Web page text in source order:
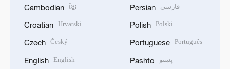
Cambodian ខ្មែរ
Croatian Hrvatski
Czech Český
English English
Persian فارسی
Polish Polski
Portuguese Português
Pashto پښتو